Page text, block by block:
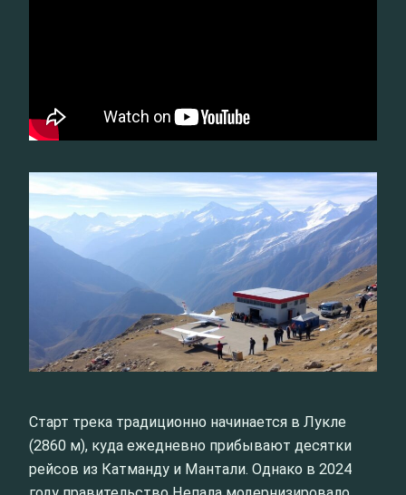
Старт трека традиционно начинается в Лукле
(2860 м), куда ежедневно прибывают десятки
рейсов из Катманду и Мантали. Однако в 2024